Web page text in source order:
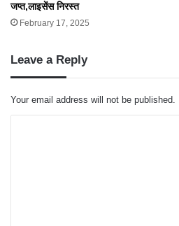
जप्त,लाइसेंस निरस्त
February 17, 2025
Leave a Reply
Your email address will not be published.